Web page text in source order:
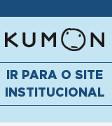
IR PARA O SITE
INSTITUCIONAL